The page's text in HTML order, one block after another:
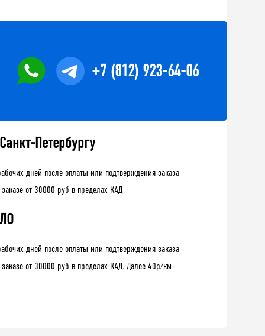
+7 (812) 923-64-06
Петербургу
дней после оплаты или подтверждения заказа
от 30000 руб в пределах КАД
дней после оплаты или подтверждения заказа
заказе от 30000 руб в пределах КАД. Далее 40р/км